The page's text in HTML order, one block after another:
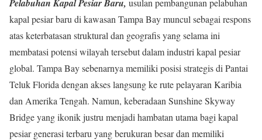
Pelabuhan Kapal Pesiar Baru, usulan pembangunan pelabuhan
kapal pesiar baru di kawasan Tampa Bay muncul sebagai respons
atas keterbatasan struktural dan geografis yang selama ini
membatasi potensi wilayah tersebut dalam industri kapal pesiar
global. Tampa Bay sebenarnya memiliki posisi strategis di Pantai
Teluk Florida dengan akses langsung ke rute pelayaran Karibia
dan Amerika Tengah. Namun, keberadaan Sunshine Skyway
Bridge yang ikonik justru menjadi hambatan utama bagi kapal
pesiar generasi terbaru yang berukuran besar dan memiliki